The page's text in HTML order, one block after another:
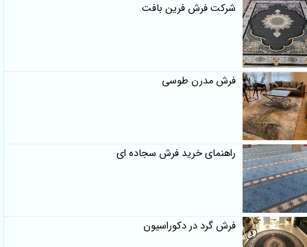
شرکت فرش فرین بافت
فرش مدرن طوسی
راهنمای خرید فرش سجاده ای
فرش گرد در دکوراسیون